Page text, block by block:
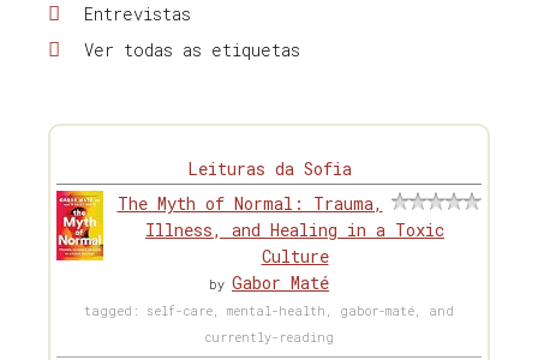
Entrevistas
Ver todas as etiquetas
Leituras da Sofia
The Myth of Normal: Trauma,
Illness, and Healing in a Toxic
Culture
by Gabor Maté
tagged: self-care, mental-health, gabor-maté, and
currently-reading